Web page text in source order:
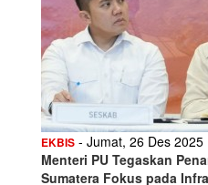
EKBIS - Jumat, 26 Des 2025
Menteri PU Tegaskan
Sumatera Fokus pada